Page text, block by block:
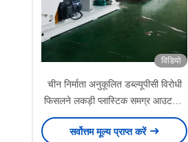
विडियो
चीन निर्माता अनुकूलित डब्ल्यूपीसी विरोधी
फिसलने लकड़ी प्लास्टिक समग्र आउटडोर
पीवीसी पीपी पीई डब्ल्यूपीसी फोमेड डेकिंग
फर्श बनाने की मशीन
सर्वोत्तम मूल्य प्राप्त करें